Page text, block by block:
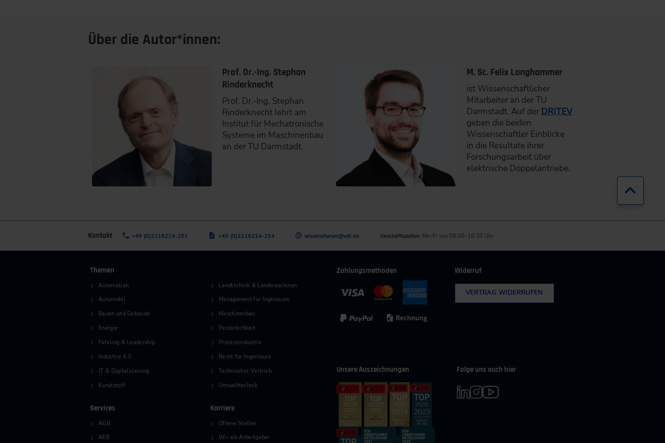
Über die Autor*innen:
Prof. Dr.-Ing. Stephan
Rinderknecht
Prof. Dr.-Ing. Stephan
Rinderknecht lehrt am
Institut für Mechatronische
Systeme im Maschinenbau
an der TU Darmstadt.
M. Sc. Felix Langhammer
ist Wissenschaftlicher
Mitarbeiter an der TU
Darmstadt. Auf der DRITEV
geben die beiden
Wissenschaftler Einblicke
in die Resultate ihrer
Forschungsarbeit über
elektrische Doppelantriebe.
Kontakt +49 (0)2116214-201 +49 (0)2116214-154 wissensforum@vdi.de Geschäftszeiten: Mo–Fr von 08:00–16:30 Uhr
Themen
Automation
Automobil
Bauen und Gebäude
Energie
Führung & Leadership
Industrie 4.0
IT & Digitalisierung
Kunststoff
Landtechnik & Landmaschinen
Management für Ingenieure
Maschinenbau
Persönlichkeit
Prozessindustrie
Recht für Ingenieure
Technischer Vertrieb
Umwelttechnik
Services
AGB
AEB
Karriere
Offene Stellen
Wir als Arbeitgeber
Zahlungsmethoden Widerruf
VERTRAG WIDERRUFEN
Unsere Auszeichnungen Folge uns auch hier